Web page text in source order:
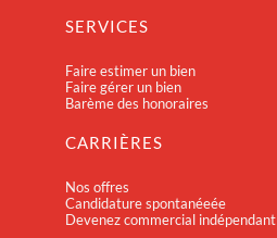
SERVICES
Faire estimer un bien
Faire gérer un bien
Barème des honoraires
CARRIÈRES
Nos offres
Candidature spontanéeée
Devenez commercial indépendant